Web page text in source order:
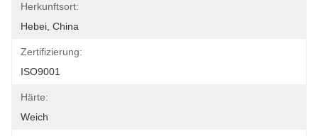
Herkunftsort:
Hebei, China
Zertifizierung:
ISO9001
Härte:
Weich